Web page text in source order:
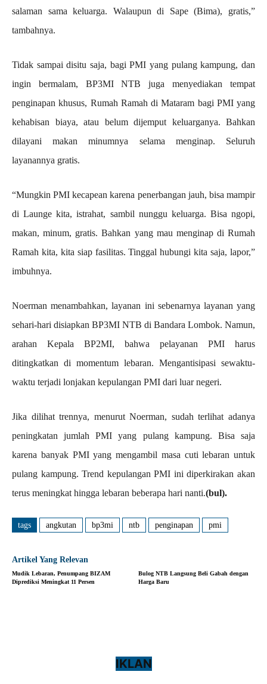
salaman sama keluarga. Walaupun di Sape (Bima), gratis,”
tambahnya.
Tidak sampai disitu saja, bagi PMI yang pulang kampung, dan
ingin bermalam, BP3MI NTB juga menyediakan tempat
penginapan khusus, Rumah Ramah di Mataram bagi PMI yang
kehabisan biaya, atau belum dijemput keluarganya. Bahkan
dilayani makan minumnya selama menginap. Seluruh
layanannya gratis.
“Mungkin PMI kecapean karena penerbangan jauh, bisa mampir
di Launge kita, istrahat, sambil nunggu keluarga. Bisa ngopi,
makan, minum, gratis. Bahkan yang mau menginap di Rumah
Ramah kita, kita siap fasilitas. Tinggal hubungi kita saja, lapor,”
imbuhnya.
Noerman menambahkan, layanan ini sebenarnya layanan yang
sehari-hari disiapkan BP3MI NTB di Bandara Lombok. Namun,
arahan Kepala BP2MI, bahwa pelayanan PMI harus
ditingkatkan di momentum lebaran. Mengantisipasi sewaktu-
waktu terjadi lonjakan kepulangan PMI dari luar negeri.
Jika dilihat trennya, menurut Noerman, sudah terlihat adanya
peningkatan jumlah PMI yang pulang kampung. Bisa saja
karena banyak PMI yang mengambil masa cuti lebaran untuk
pulang kampung. Trend kepulangan PMI ini diperkirakan akan
terus meningkat hingga lebaran beberapa hari nanti.(bul).
tags angkutan bp3mi ntb penginapan pmi
Artikel Yang Relevan
Mudik Lebaran, Penumpang BIZAM
Diprediksi Meningkat 11 Persen
Bulog NTB Langsung Beli Gabah dengan
Harga Baru
IKLAN